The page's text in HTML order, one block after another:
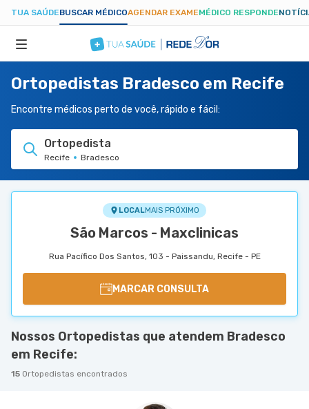
TUA SAÚDEBUSCAR MÉDICOAGENDAR EXAMEMÉDICO RESPONDE
ESPECIALIDADES
HOSPITAIS
TUASAUDE.COM
Ortopedistas Bradesco em Recife
Encontre médicos perto de você, rápido e fácil:
Ortopedista
Recife Bradesco
LOCALMAIS PRÓXIMO
São Marcos - Maxclinicas
Rua Pacífico Dos Santos, 103 - Paissandu, Recife - PE
MARCAR CONSULTA
Nossos Ortopedistas que atendem Bradesco
em Recife:
15 Ortopedistas encontrados